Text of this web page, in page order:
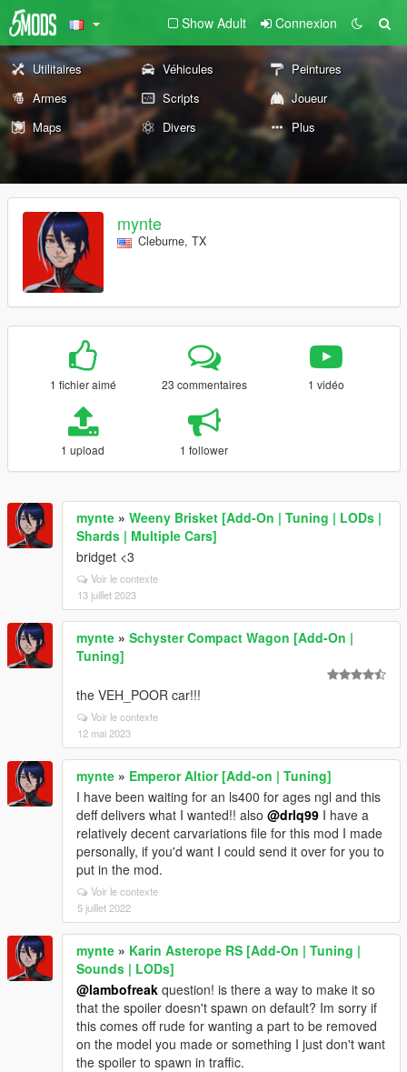
Show Adult Connexion
Utilitaires Véhicules
Peintures
Armes
Scripts
Joueur
Maps
Divers Plus
mynte
Cleburne, TX
1 fichier aimé 23 commentaires 1 vidéo
1 upload 1 follower
mynte » Weeny Brisket [Add-On | Tuning | LODs |
Shards | Multiple Cars]
bridget <3
Voir le contexte
13 juillet 2023
mynte » Schyster Compact Wagon [Add-On |
Tuning]
the VEH_POOR car!!!
Voir le contexte
12 mai 2023
mynte » Emperor Altior [Add-on | Tuning]
I have been waiting for an ls400 for ages ngl and this
deff delivers what I wanted!! also @drlq99 I have a
relatively decent carvariations file for this mod I made
personally, if you'd want I could send it over for you to
put in the mod.
Voir le contexte
5 juillet 2022
mynte » Karin Asterope RS [Add-On | Tuning |
Sounds | LODs]
@lambofreak question! is there a way to make it so
that the spoiler doesn't spawn on default? Im sorry if
this comes off rude for wanting a part to be removed
on the model you made or something I just don't want
the spoiler to spawn in traffic.